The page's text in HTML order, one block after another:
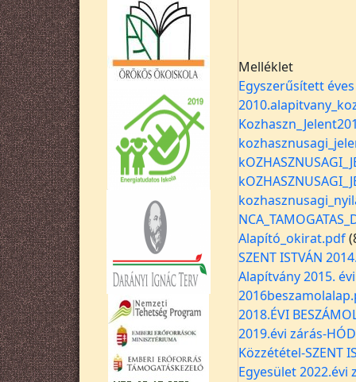
Melléklet
Egyszerűsített
Alapító_okirat.pdf
SZENT ISTVÁN
Alapítvány 2015.
2018.ÉVI
2019.évi zárás-
Közzététel-SZENT
Egyesület 2022.évi